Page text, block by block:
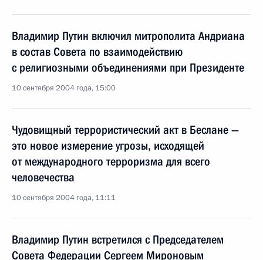
Владимир Путин включил митрополита Андриана
в состав Совета по взаимодействию
с религиозными объединениями при Президенте
10 сентября 2004 года, 15:00
Чудовищный террористический акт в Беслане —
это новое измерение угрозы, исходящей
от международного терроризма для всего
человечества
10 сентября 2004 года, 11:11
Владимир Путин встретился с Председателем
Совета Федерации Сергеем Мироновым